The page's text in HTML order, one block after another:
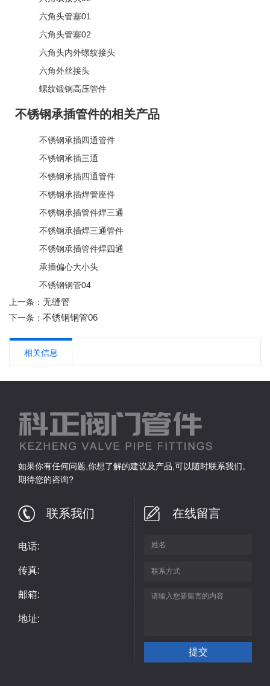
六角头管塞01
六角头管塞02
六角头内外螺纹接头
六角外丝接头
螺纹锻钢高压管件
不锈钢承插管件的相关产品
不锈钢承插四通管件
不锈钢承插三通
不锈钢承插四通管件
不锈钢承插焊管座件
不锈钢承插管件焊三通
不锈钢承插焊三通管件
不锈钢承插管件焊四通
承插偏心大小头
不锈钢钢管04
上一条： 无缝管
下一条： 不锈钢钢管06
相关信息
如果你有任何问题,你想了解的建议及产品,可以随时联系我们。
期待您的咨询?
联系我们
电话:
传真:
邮箱:
地址:
在线留言